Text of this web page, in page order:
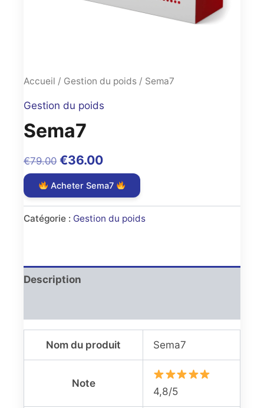
Accueil / Gestion du poids / Sema7
Gestion du poids
Sema7
€79.00 Original
price
was:
€79.00.
€36.00Current
price
is:
€36.00.
Acheter Sema7
Catégorie : Gestion du poids
Description
Nom du produit Sema7
Note
4,8/5